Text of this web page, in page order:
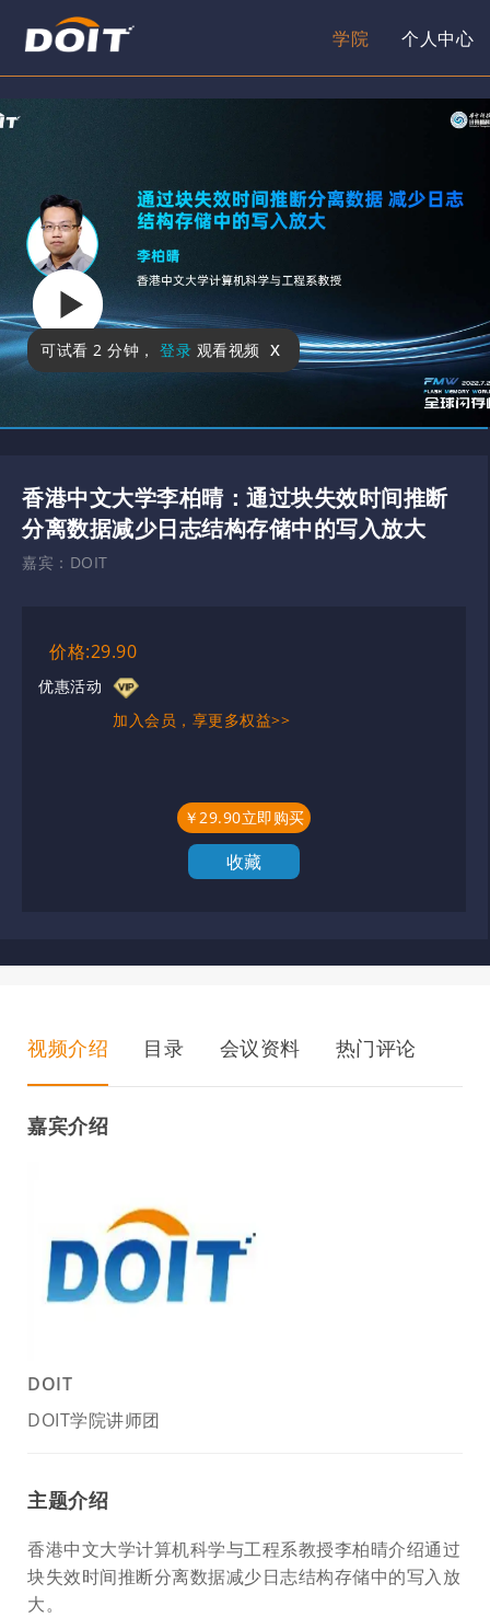
学院 个人中心
可试看 2 分钟 ， 登录 观看视频 x
香港中文大学李柏晴：通过块失效时间推断
分离数据减少日志结构存储中的写入放大
嘉宾： DOIT
价格:29.90
优惠活动
加入会员，享更多权益>>
￥29.90立即购买
收藏
视频介绍 目录 会议资料 热门评论
嘉宾介绍
DOIT
DOIT学院讲师团
主题介绍
香港中文大学计算机科学与工程系教授李柏晴介绍通过
块失效时间推断分离数据减少日志结构存储中的写入放
大。